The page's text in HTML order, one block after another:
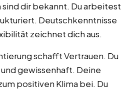
dir bekannt. Du arbeitest
Deutschkenntnisse
zeichnet dich aus.
schafft Vertrauen. Du
gewissenhaft. Deine
positiven Klima bei. Du